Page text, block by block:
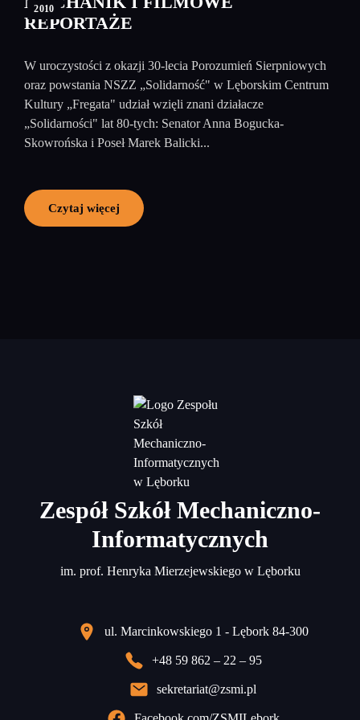
2010
REPORTAŻE
W uroczystości z okazji 30-lecia Porozumień Sierpniowych
oraz powstania NSZZ „Solidarność" w Lęborskim Centrum
Kultury „Fregata" udział wzięli znani działacze
„Solidarności" lat 80-tych: Senator Anna Bogucka-
Skowrońska i Poseł Marek Balicki...
Czytaj więcej
Zespół Szkół Mechaniczno-
Informatycznych
im. prof. Henryka Mierzejewskiego w Lęborku
ul. Marcinkowskiego 1 - Lębork 84-300
+48 59 862 – 22 – 95
sekretariat@zsmi.pl